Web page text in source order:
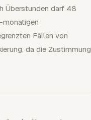
Überstunden darf 48
monatigen
Fällen von
da die Zustimmung